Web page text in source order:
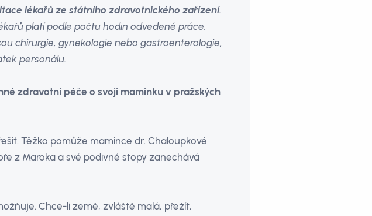
lékařů ze státního zdravotnického zařízení.
platí podle počtu hodin odvedené práce.
chirurgie, gynekologie nebo gastroenterologie,
personálu.
zdravotní péče o svoji maminku v pražských
Těžko pomůže mamince dr. Chaloupkové
z Maroka a své podivné stopy zanechává
Chce-li země, zvláště malá, přežít,